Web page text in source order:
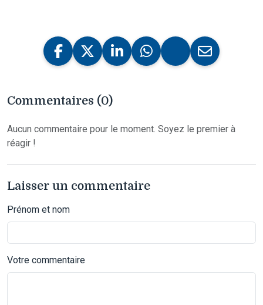
Commentaires (0)
Aucun commentaire pour le moment. Soyez le premier à
réagir !
Laisser un commentaire
Prénom et nom
Votre commentaire